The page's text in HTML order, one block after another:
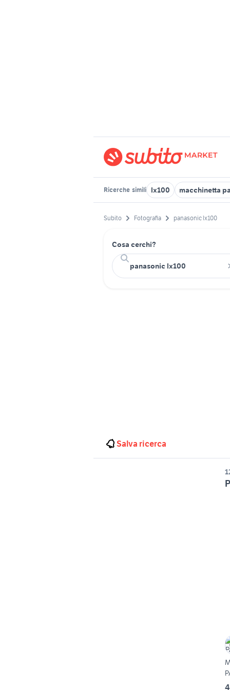
Ricerche simili lx100 macchinetta
Subito Fotografia panasonic lx100
Cosa cerchi?
Salva ricerca